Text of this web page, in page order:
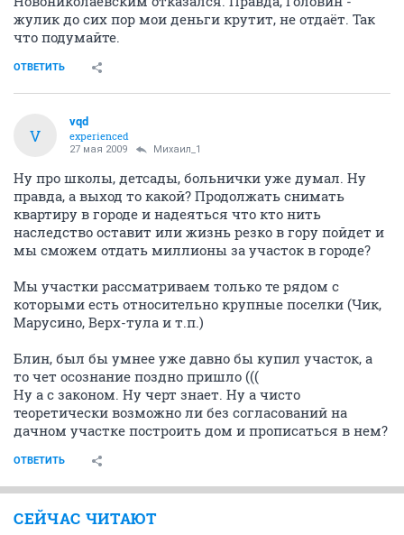
жулик до сих пор мои деньги крутит, не отдаёт. Так
что подумайте.
ОТВЕТИТЬ
V
vqd
experienced
27 мая 2009 Михаил_1
Ну про школы, детсады, больнички уже думал. Ну
правда, а выход то какой? Продолжать снимать
квартиру в городе и надеяться что кто нить
наследство оставит или жизнь резко в гору пойдет и
мы сможем отдать миллионы за участок в городе?
Мы участки рассматриваем только те рядом с
которыми есть относительно крупные поселки (Чик,
Марусино, Верх-тула и т.п.)
Блин, был бы умнее уже давно бы купил участок, а
то чет осознание поздно пришло (((
Ну а с законом. Ну черт знает. Ну а чисто
теоретически возможно ли без согласований на
дачном участке построить дом и прописаться в нем?
ОТВЕТИТЬ
СЕЙЧАС ЧИТАЮТ